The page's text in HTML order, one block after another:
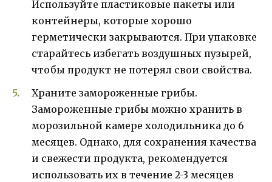
Используйте пластиковые пакеты или
контейнеры, которые хорошо
герметически закрываются. При упаковке
старайтесь избегать воздушных пузырей,
чтобы продукт не потерял свои свойства.
Храните замороженные грибы.
Замороженные грибы можно хранить в
морозильной камере холодильника до 6
месяцев. Однако, для сохранения качества
и свежести продукта, рекомендуется
использовать их в течение 2-3 месяцев